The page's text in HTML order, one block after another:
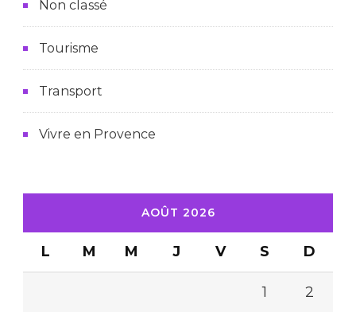
Non classé
Tourisme
Transport
Vivre en Provence
AOÛT 2026
L M M J V S D
1 2